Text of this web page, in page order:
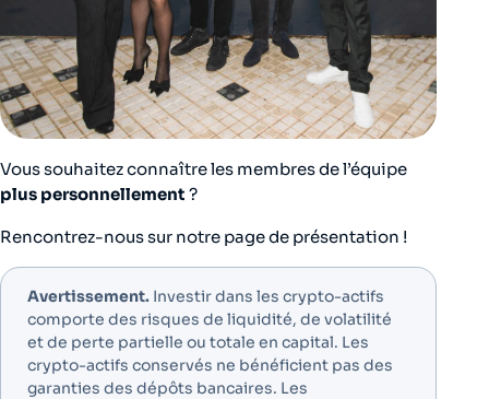
Vous souhaitez connaître les membres de l’équipe
plus personnellement ?
Rencontrez-nous sur notre page de présentation !
Avertissement. Investir dans les crypto-actifs
comporte des risques de liquidité, de volatilité
et de perte partielle ou totale en capital. Les
crypto-actifs conservés ne bénéficient pas des
garanties des dépôts bancaires. Les